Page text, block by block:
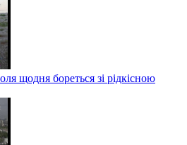
щодня бореться зі рідкісною